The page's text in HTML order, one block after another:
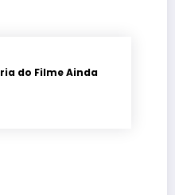
do Filme Ainda